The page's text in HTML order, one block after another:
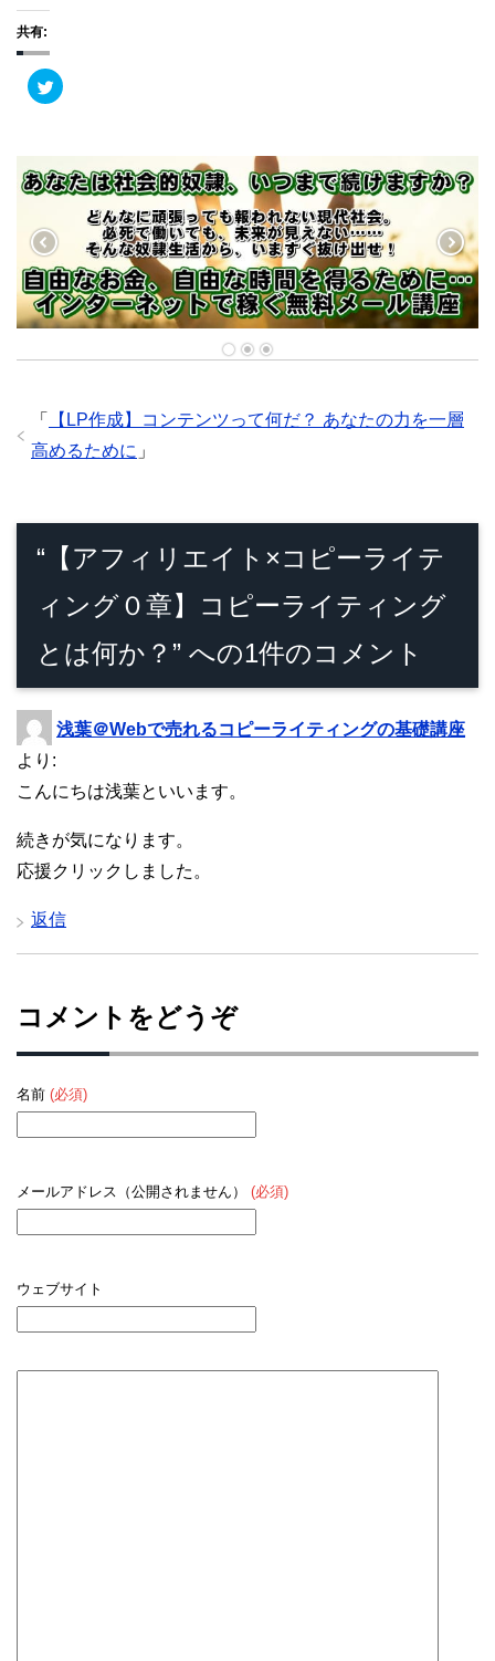
共有:
ク
リ
w
i
t
r
で
共
有
(
新
し
い
ィ
で
開
き
ま
「
【LP作成】コンテンツって何だ？ あなたの力を一層
高めるために 」
“【アフィリエイト×コピーライテ
ィング０章】コピーライティング
とは何か？” への1件のコメント
浅葉＠Webで売れるコピーライティングの基礎講座
より:
こんにちは浅葉といいます。
続きが気になります。
応援クリックしました。
返信
コメントをどうぞ
名前 (必須)
メールアドレス（公開されません） (必須)
ウェブサイト